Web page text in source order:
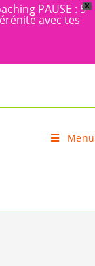
X
PAUSE : 5
avec tes
Menu